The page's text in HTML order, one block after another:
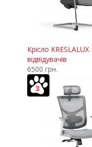
Крісло
відвідувачів
6500 грн.